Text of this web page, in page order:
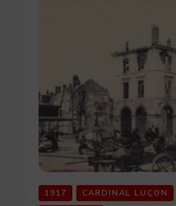
1917 CARDINAL LUÇON